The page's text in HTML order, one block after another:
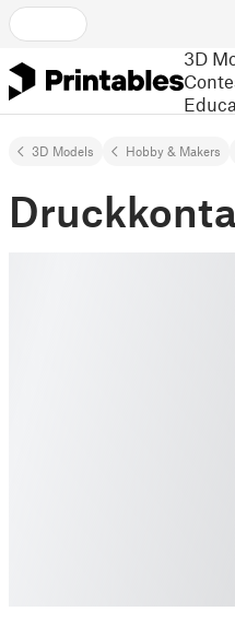
3D
3D Models Hobby & Makers